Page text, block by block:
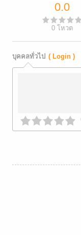
0.0
0โหวต
บุคคลทั่วไป ( Login )